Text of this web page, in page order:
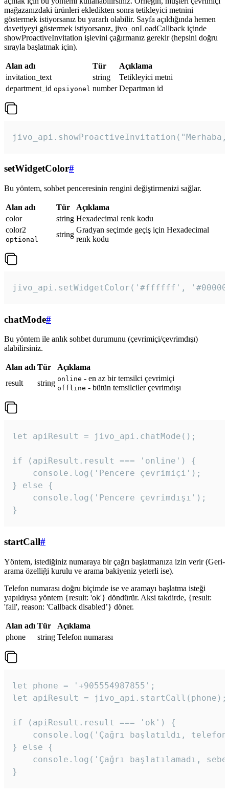
mağazanızdaki ürünleri ekledikten sonra tetikleyici metnini
göstermek istiyorsanız bu yararlı olabilir. Sayfa açıldığında hemen
davetiyeyi göstermek istiyorsanız, jivo_onLoadCallback içinde
showProactiveInvitation işlevini çağırmanız gerekir (hepsini doğru
sırayla başlatmak için).
Alan adı Tür
Açıklama
invitation_text
string
Tetikleyici metni
department_id opsiyonel number Departman id
setWidgetColor#
Bu yöntem, sohbet penceresinin rengini değiştirmenizi sağlar.
Alan adı Tür
Açıklama
color
string Hexadecimal renk kodu
color2
optional
string
Gradyan seçimde geçiş için Hexadecimal
renk kodu
jivo_api.setWidgetColor('#ffffff',
chatMode#
Bu yöntem ile anlık sohbet durumunu (çevrimiçi/çevrimdışı)
alabilirsiniz.
Alan adı Tür
Açıklama
result
string online - en az bir temsilci çevrimiçi
offline - bütün temsilciler çevrimdışı
let apiResult = jivo_api.chatMode();
if (apiResult.result === 'online') {
    console.log('Pencere çevrimiçi');
} else {
    console.log('Pencere çevrimdışı');
}
startCall#
Yöntem, istediğiniz numaraya bir çağrı başlatmanıza izin verir (Geri-
arama özelliği kurulu ve arama bakiyeniz yeterli ise).
Telefon numarası doğru biçimde ise ve aramayı başlatma isteği
yapıldıysa yöntem {result: 'ok'} döndürür. Aksi takdirde, {result:
'fail', reason: 'Callback disabled’} döner.
Alan adı Tür
Açıklama
phone
string Telefon numarası
let phone = '+905554987855';
let apiResult = jivo_api.startCall(phone);
if (apiResult.result === 'ok') {
console.log('Çağrı başlatıldı,
} else {
console.log('Çağrı başlatılamadı,
}